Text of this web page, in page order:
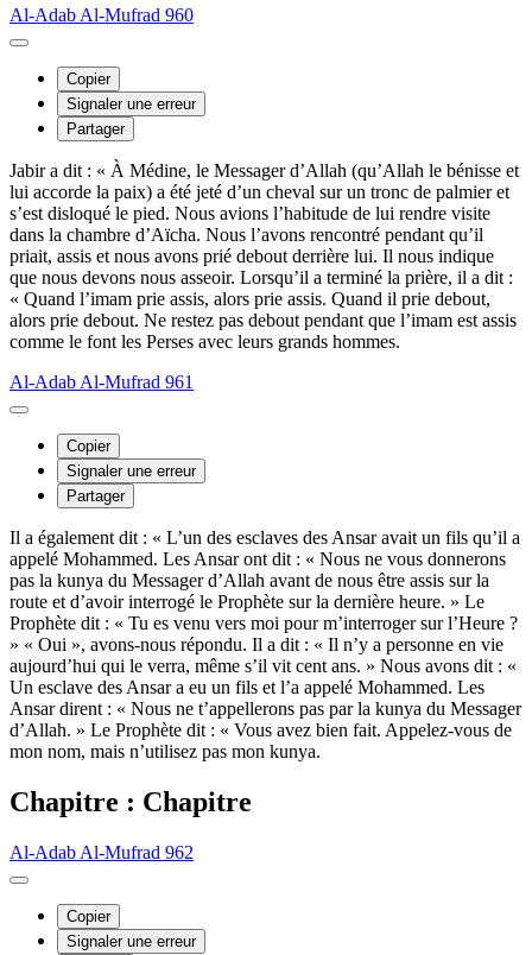
Al-Adab Al-Mufrad 960
Copier
Signaler une erreur
Partager
Jabir a dit : « À Médine, le Messager d’Allah (qu’Allah le bénisse et
lui accorde la paix) a été jeté d’un cheval sur un tronc de palmier et
s’est disloqué le pied. Nous avions l’habitude de lui rendre visite
dans la chambre d’Aïcha. Nous l’avons rencontré pendant qu’il
priait, assis et nous avons prié debout derrière lui. Il nous indique
que nous devons nous asseoir. Lorsqu’il a terminé la prière, il a dit :
« Quand l’imam prie assis, alors prie assis. Quand il prie debout,
alors prie debout. Ne restez pas debout pendant que l’imam est assis
comme le font les Perses avec leurs grands hommes.
Al-Adab Al-Mufrad 961
Copier
Signaler une erreur
Partager
Il a également dit : « L’un des esclaves des Ansar avait un fils qu’il a
appelé Mohammed. Les Ansar ont dit : « Nous ne vous donnerons
pas la kunya du Messager d’Allah avant de nous être assis sur la
route et d’avoir interrogé le Prophète sur la dernière heure. » Le
Prophète dit : « Tu es venu vers moi pour m’interroger sur l’Heure ?
» « Oui », avons-nous répondu. Il a dit : « Il n’y a personne en vie
aujourd’hui qui le verra, même s’il vit cent ans. » Nous avons dit : «
Un esclave des Ansar a eu un fils et l’a appelé Mohammed. Les
Ansar dirent : « Nous ne t’appellerons pas par la kunya du Messager
d’Allah. » Le Prophète dit : « Vous avez bien fait. Appelez-vous de
mon nom, mais n’utilisez pas mon kunya.
Chapitre : Chapitre
Al-Adab Al-Mufrad 962
Copier
Signaler une erreur